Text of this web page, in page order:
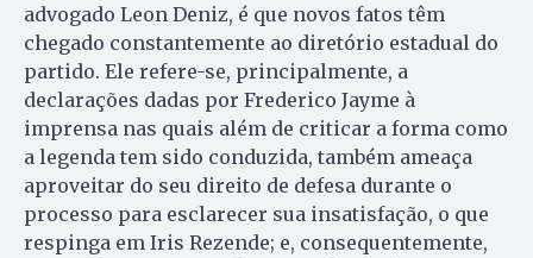
advogado Leon Deniz, é que novos fatos têm
chegado constantemente ao diretório estadual do
partido. Ele refere-se, principalmente, a
declarações dadas por Frederico Jayme à
imprensa nas quais além de criticar a forma como
a legenda tem sido conduzida, também ameaça
aproveitar do seu direito de defesa durante o
processo para esclarecer sua insatisfação, o que
respinga em Iris Rezende; e, consequentemente,